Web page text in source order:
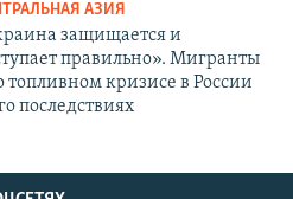
АЗИЯ
защищается и
правильно». Мигранты
топливном кризисе в России
последствиях